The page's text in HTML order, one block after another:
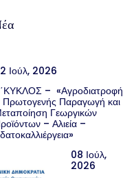
Ιούλ, 2026
– «Αγροδιατροφή
Πρωτογενής Παραγωγή και
Γεωργικών
– Αλιεία –
08 Ιούλ,
2026